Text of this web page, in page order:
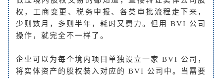
权，工商变更、税务申报、各类审批流程走下来，
少则数月，多则半年，耗时又费力。但用 BVI 公司
操作，就完全不一样了。
企业可以为每个境内项目单独设立一家 BVI 公司，
将实体资产的股权装入对应的 BVI 公司中。当需要